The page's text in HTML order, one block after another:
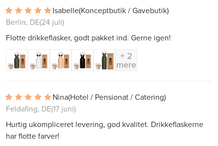
Isabelle(Konceptbutik / Gavebutik)
Berlin, DE(24 juli)
Flotte drikkeflasker, godt pakket ind. Gerne igen!
+ 2
mere
Nina(Hotel / Pensionat / Catering)
Feldafing, DE(17 juni)
Hurtig ukompliceret levering, god kvalitet. Drikkeflaskerne
har flotte farver!